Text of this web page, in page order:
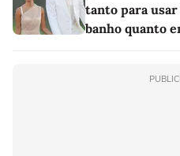
tanto para
banho quanto